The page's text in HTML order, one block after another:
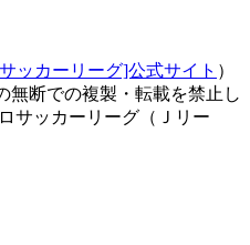
ッカーリーグ]公式サイト ）
無断での複製・転載を禁止し
サッカーリーグ（Ｊリー